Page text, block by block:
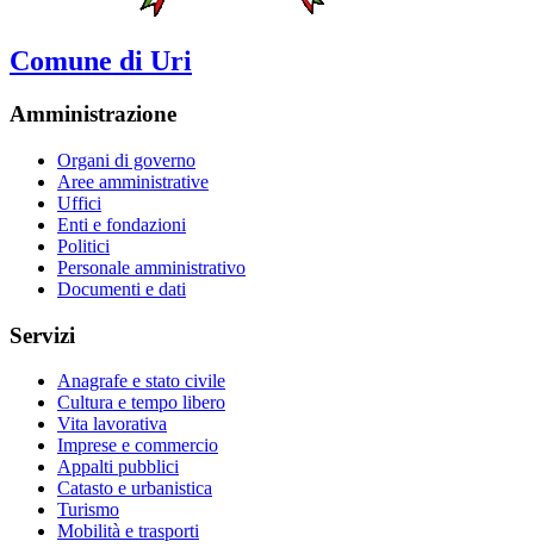
Comune di Uri
Amministrazione
Organi di governo
Aree amministrative
Uffici
Enti e fondazioni
Politici
Personale amministrativo
Documenti e dati
Servizi
Anagrafe e stato civile
Cultura e tempo libero
Vita lavorativa
Imprese e commercio
Appalti pubblici
Catasto e urbanistica
Turismo
Mobilità e trasporti